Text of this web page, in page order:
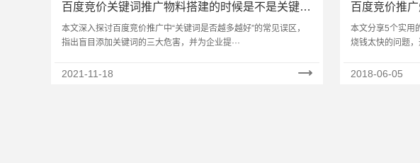
百度竞价关键词推广物料搭建的时候是不是关键词
越多越好？
本文深入探讨百度竞价推广中“关键词是否越多越好”的常见误区，
指出盲目添加关键词的三大危害，并为企业提···
2021-11-18
百度竞价推
你省一半！
本文分享5个实用
烧钱太快的问题，
2018-06-05